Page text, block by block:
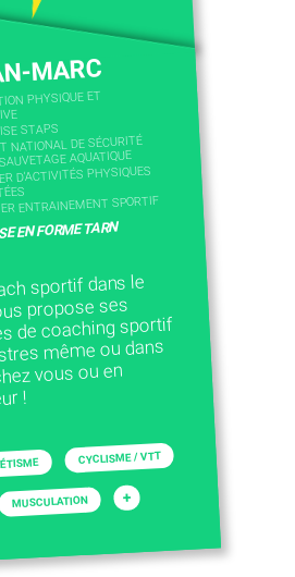
MARC
PHYSIQUE ET
STAPS
NATIONAL DE SÉCURITÉ
AQUATIQUE
D'ACTIVITÉS PHYSIQUES
ENTRAINEMENT SPORTIF
EN FORME TARN
sportif dans le
propose ses
de coaching sportif
même ou dans
vous ou en
!
CYCLISME / VTT
MUSCULATION +